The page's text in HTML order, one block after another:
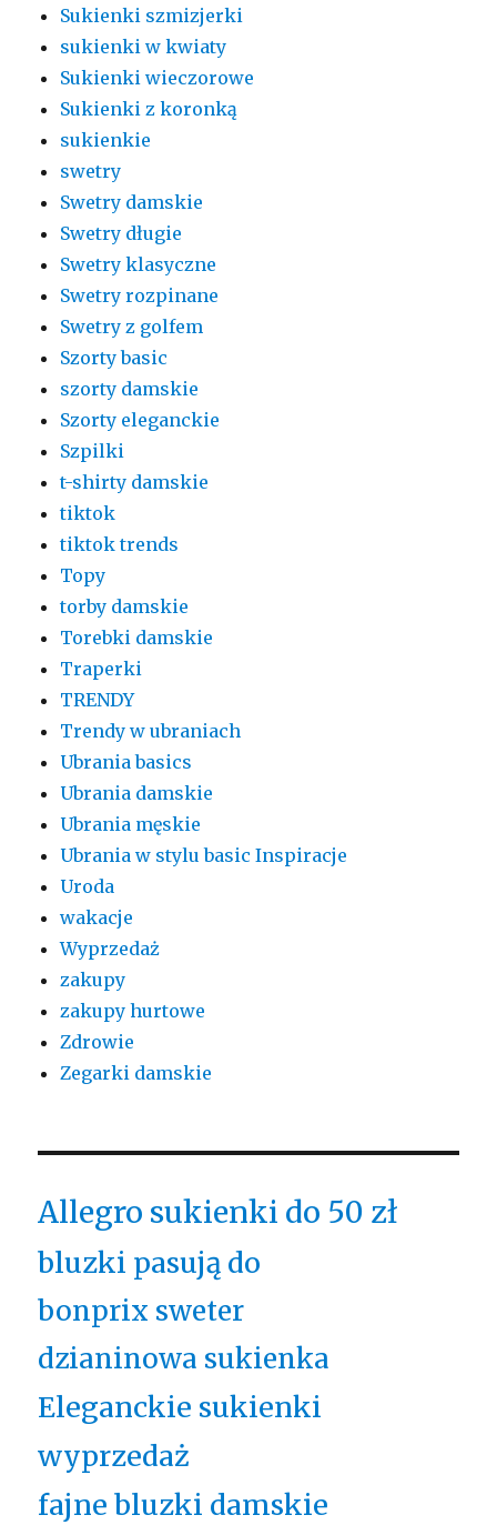
Sukienki szmizjerki
sukienki w kwiaty
Sukienki wieczorowe
Sukienki z koronką
sukienkie
swetry
Swetry damskie
Swetry długie
Swetry klasyczne
Swetry rozpinane
Swetry z golfem
Szorty basic
szorty damskie
Szorty eleganckie
Szpilki
t-shirty damskie
tiktok
tiktok trends
Topy
torby damskie
Torebki damskie
Traperki
TRENDY
Trendy w ubraniach
Ubrania basics
Ubrania damskie
Ubrania męskie
Ubrania w stylu basic Inspiracje
Uroda
wakacje
Wyprzedaż
zakupy
zakupy hurtowe
Zdrowie
Zegarki damskie
Allegro sukienki do 50 zł
bluzki pasują do
bonprix sweter
dzianinowa sukienka
Eleganckie sukienki
wyprzedaż
fajne bluzki damskie